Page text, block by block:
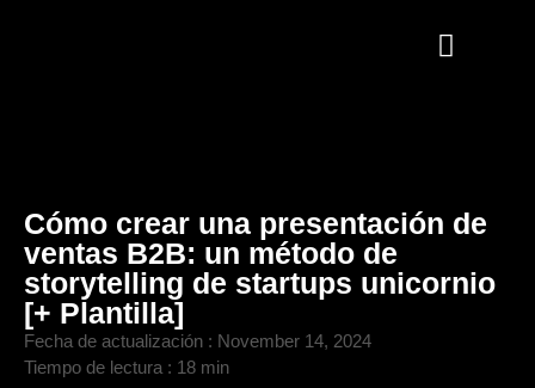
Cómo crear una presentación de
ventas B2B: un método de
storytelling de startups unicornio
[+ Plantilla]
Fecha de actualización : November 14, 2024
Tiempo de lectura : 18 min